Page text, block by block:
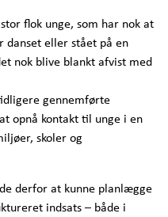
flok unge, som har nok at
danset eller stået på en
nok blive blankt afvist med
gennemførte
opnå kontakt til unge i en
skoler og
derfor at kunne planlægge
indsats – både i